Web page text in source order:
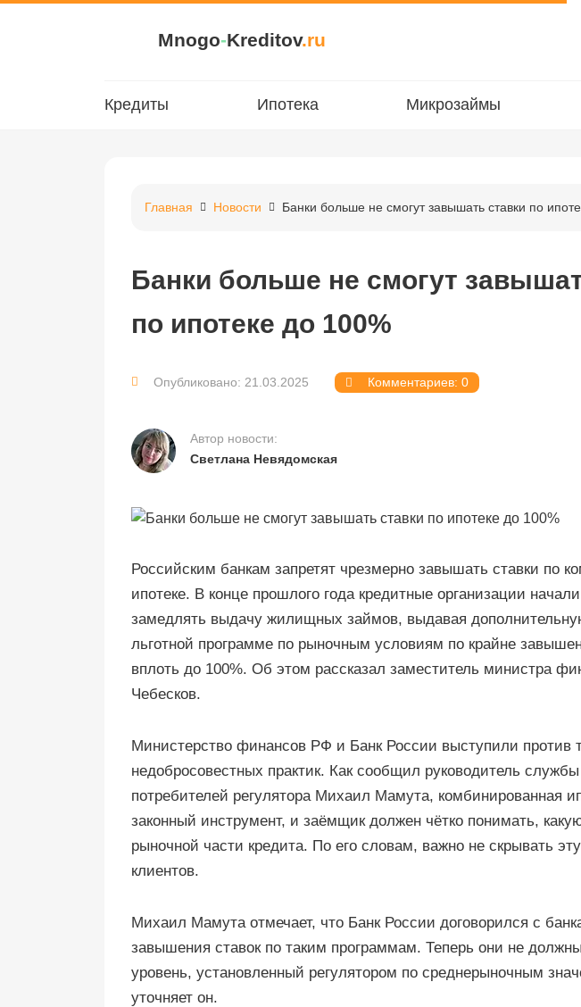
Mnogo-Kreditov.ru
Кредиты Ипотека Микрозаймы
Главная Новости Банки больше не смогут завышать ставки по
Банки больше не смогут
по ипотеке до 100%
Опубликовано: 21.03.2025 Комментариев: 0
Автор новости:
Светлана Невядомская
Российским банкам запретят чрезмерно завышать ставки по
ипотеке. В конце прошлого года кредитные организации
замедлять выдачу жилищных займов, выдавая
льготной программе по рыночным условиям по крайне
вплоть до 100%. Об этом рассказал заместитель министра
Чебесков.
Министерство финансов РФ и Банк России выступили против
недобросовестных практик. Как сообщил руководитель
потребителей регулятора Михаил Мамута, комбинированная
законный инструмент, и заёмщик должен чётко понимать,
рыночной части кредита. По его словам, важно не скрывать
клиентов.
Михаил Мамута отмечает, что Банк России договорился с
завышения ставок по таким программам. Теперь они не
уровень, установленный регулятором по среднерыночным
уточняет он.